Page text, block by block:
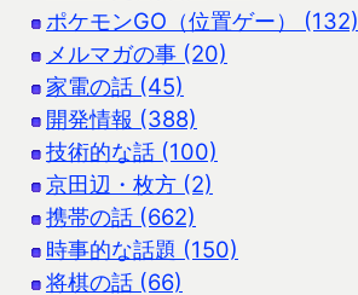
ポケモンGO（位置ゲー） (132)
メルマガの事 (20)
家電の話 (45)
開発情報 (388)
技術的な話 (100)
京田辺・枚方 (2)
携帯の話 (662)
時事的な話題 (150)
将棋の話 (66)